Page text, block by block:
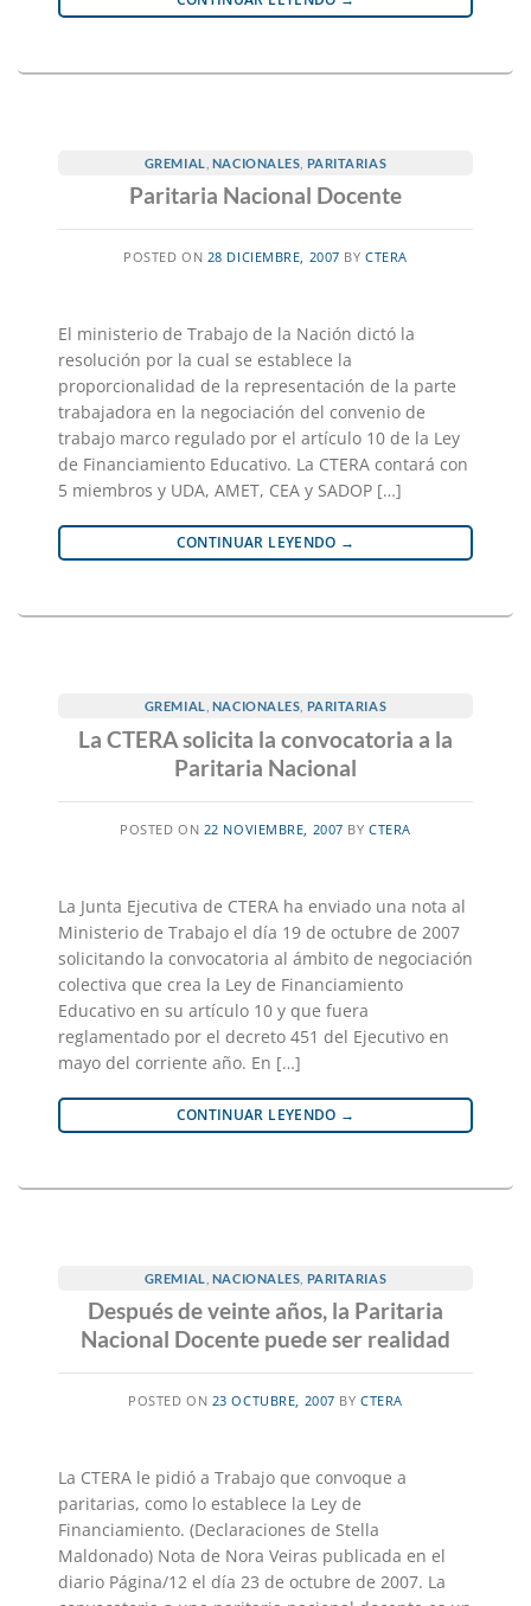
GREMIAL NACIONALES PARITARIAS
Paritaria Nacional Docente
POSTED ON 28 DICIEMBRE, 2007 BYCTERA
El ministerio de Trabajo de la Nación dictó la
resolución por la cual se establece la
proporcionalidad de la representación de la parte
trabajadora en la negociación del convenio de
trabajo marco regulado por el artículo 10 de la Ley
de Financiamiento Educativo. La CTERA contará con
5 miembros y UDA, AMET, CEA y SADOP […]
CONTINUAR LEYENDO →
GREMIAL NACIONALES PARITARIAS
La CTERA solicita la convocatoria a la
Paritaria Nacional
POSTED ON 22 NOVIEMBRE, 2007 BYCTERA
La Junta Ejecutiva de CTERA ha enviado una nota al
Ministerio de Trabajo el día 19 de octubre de 2007
solicitando la convocatoria al ámbito de negociación
colectiva que crea la Ley de Financiamiento
Educativo en su artículo 10 y que fuera
reglamentado por el decreto 451 del Ejecutivo en
mayo del corriente año. En […]
CONTINUAR LEYENDO →
GREMIAL NACIONALES PARITARIAS
Después de veinte años, la Paritaria
Nacional Docente puede ser realidad
POSTED ON 23 OCTUBRE, 2007 BY CTERA
La CTERA le pidió a Trabajo que convoque a
paritarias, como lo establece la Ley de
Financiamiento. (Declaraciones de Stella
Maldonado) Nota de Nora Veiras publicada en el
diario Página/12 el día 23 de octubre de 2007. La